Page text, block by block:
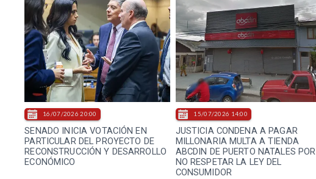
SENADO INICIA VOTACIÓN EN
PARTICULAR DEL PROYECTO DE
RECONSTRUCCIÓN Y DESARROLLO
ECONÓMICO
16/07/2026 20:00
JUSTICIA CONDENA A PAGAR
MILLONARIA MULTA A TIENDA
ABCDIN DE PUERTO NATALES POR
NO RESPETAR LA LEY DEL
CONSUMIDOR
15/07/2026 14:00